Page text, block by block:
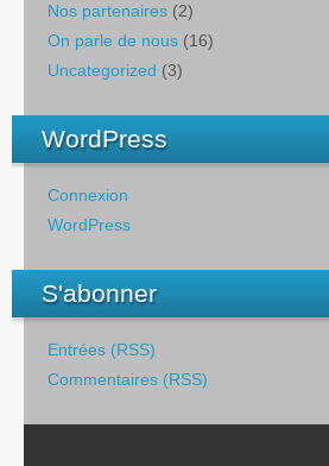
Nos partenaires (2)
On parle de nous (16)
Uncategorized (3)
WordPress
Connexion
WordPress
S'abonner
Entrées (RSS)
Commentaires (RSS)